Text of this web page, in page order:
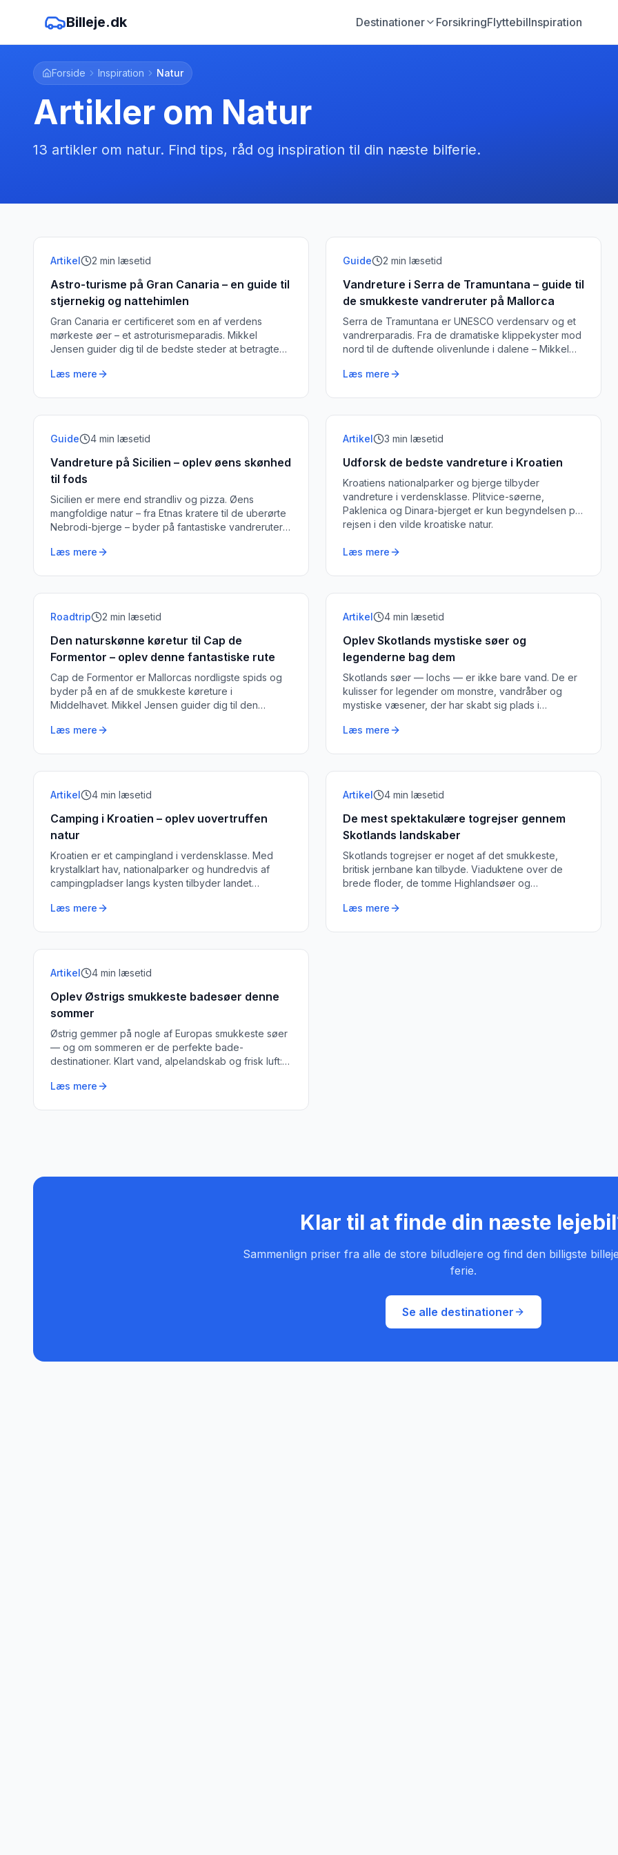
Billeje.dk Destinationer ForsikringFlyttebilInspiration
Forside Inspiration Natur
Artikler om Natur
13 artikler om natur. Find tips, råd og inspiration til din næste bilferie.
Artikel 2 min læsetid
Astro-turisme på Gran Canaria – en guide til
stjernekig og nattehimlen
Gran Canaria er certificeret som en af verdens
mørkeste øer – et astroturismeparadis. Mikkel
Jensen guider dig til de bedste steder at betragte
Læs mere
Guide 2 min læsetid
Vandreture i Serra de Tramuntana – guide til
de smukkeste vandreruter på Mallorca
Serra de Tramuntana er UNESCO verdensarv og et
vandrerparadis. Fra de dramatiske klippekyster mod
nord til de duftende olivenlunde i dalene – Mikkel
Læs mere
Guide 4 min læsetid
Vandreture på Sicilien – oplev øens skønhed
til fods
Sicilien er mere end strandliv og pizza. Øens
mangfoldige natur – fra Etnas kratere til de uberørte
Nebrodi-bjerge – byder på fantastiske vandreruter
Læs mere
Artikel 3 min læsetid
Udforsk de bedste vandreture i Kroatien
Kroatiens nationalparker og bjerge tilbyder
vandreture i verdensklasse. Plitvice-søerne,
Paklenica og Dinara-bjerget er kun begyndelsen på
rejsen i den vilde kroatiske natur.
Læs mere
Roadtrip 2 min læsetid
Den naturskønne køretur til Cap de
Formentor – oplev denne fantastiske rute
Cap de Formentor er Mallorcas nordligste spids og
byder på en af de smukkeste køreture i
Middelhavet. Mikkel Jensen guider dig til den
Læs mere
Artikel 4 min læsetid
Oplev Skotlands mystiske søer og
legenderne bag dem
Skotlands søer — lochs — er ikke bare vand. De er
kulisser for legender om monstre, vandråber og
mystiske væsener, der har skabt sig plads i
Læs mere
Artikel 4 min læsetid
Camping i Kroatien – oplev uovertruffen
natur
Kroatien er et campingland i verdensklasse. Med
krystalklart hav, nationalparker og hundredvis af
campingpladser langs kysten tilbyder landet
Læs mere
Artikel 4 min læsetid
De mest spektakulære togrejser gennem
Skotlands landskaber
Skotlands togrejser er noget af det smukkeste,
britisk jernbane kan tilbyde. Viaduktene over de
brede floder, de tomme Highlandsøer og
Læs mere
Artikel 4 min læsetid
Oplev Østrigs smukkeste badesøer denne
sommer
Østrig gemmer på nogle af Europas smukkeste søer
— og om sommeren er de perfekte bade-
destinationer. Klart vand, alpelandskab og frisk luft:
Læs mere
Klar til at finde din næste
Sammenlign priser fra alle de store biludlejere og find den billigste
ferie.
Se alle destinationer